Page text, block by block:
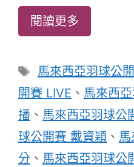
閱讀更多
標
籤
馬來西亞羽球公
開賽 LIVE 、 馬來西
播 、 馬來西亞羽球公
球公開賽 戴資穎 、
分 、 馬來西亞羽球公